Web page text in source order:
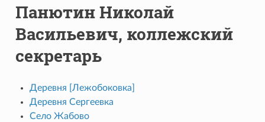
Панютин Николай
Васильевич, коллежский
секретарь
Деревня [Лежобоковка]
Деревня Сергеевка
Село Жабово